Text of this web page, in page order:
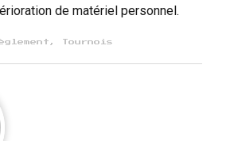
de matériel personnel.
, Tournois